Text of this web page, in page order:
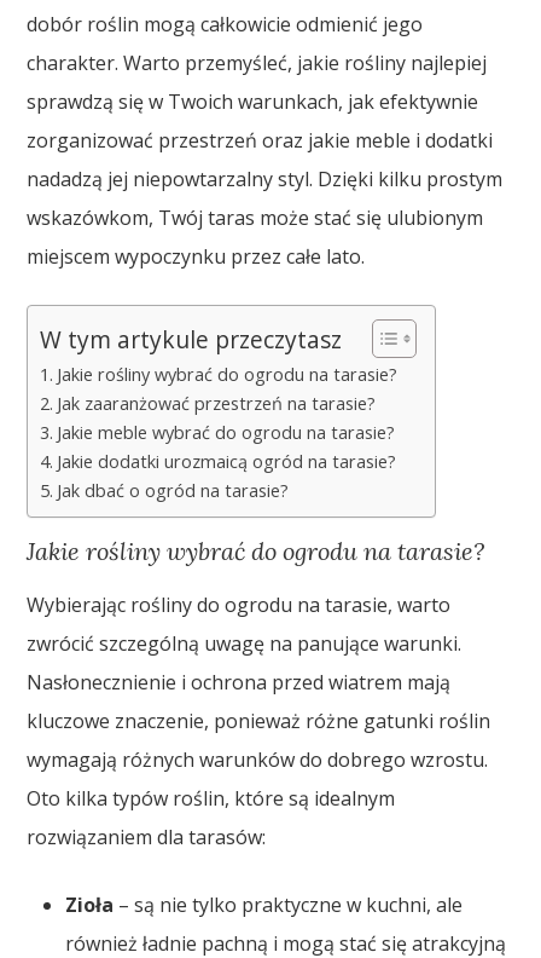
dobór roślin mogą całkowicie odmienić jego
charakter. Warto przemyśleć, jakie rośliny najlepiej
sprawdzą się w Twoich warunkach, jak efektywnie
zorganizować przestrzeń oraz jakie meble i dodatki
nadadzą jej niepowtarzalny styl. Dzięki kilku prostym
wskazówkom, Twój taras może stać się ulubionym
miejscem wypoczynku przez całe lato.
W tym artykule przeczytasz
Jakie rośliny wybrać do ogrodu na tarasie?
Jak zaaranżować przestrzeń na tarasie?
Jakie meble wybrać do ogrodu na tarasie?
Jakie dodatki urozmaicą ogród na tarasie?
Jak dbać o ogród na tarasie?
Jakie rośliny wybrać do ogrodu na tarasie?
Wybierając rośliny do ogrodu na tarasie, warto
zwrócić szczególną uwagę na panujące warunki.
Nasłonecznienie i ochrona przed wiatrem mają
kluczowe znaczenie, ponieważ różne gatunki roślin
wymagają różnych warunków do dobrego wzrostu.
Oto kilka typów roślin, które są idealnym
rozwiązaniem dla tarasów:
Zioła – są nie tylko praktyczne w kuchni, ale
również ładnie pachną i mogą stać się atrakcyjną